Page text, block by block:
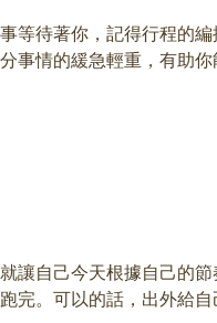
等待著你，記得行程的
事情的緩急輕重，有助
讓自己今天根據自己的
完。可以的話，出外給